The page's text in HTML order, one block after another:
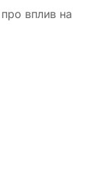
вплив на